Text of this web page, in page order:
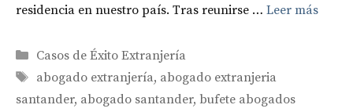
residencia en nuestro país. Tras reunirse … Leer más
Categorías
Casos de Éxito Extranjería
Etiquetas
abogado extranjería, abogado extranjeria
santander, abogado santander, bufete abogados